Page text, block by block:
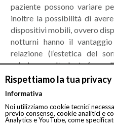
Rispettiamo la tua privacy
Informativa
Noi utilizziamo cookie tecnici
previo consenso, cookie analitici e
Analytics e YouTube, come
paziente possono variare
inoltre la possibilità di
dispositivi mobili, ovvero
notturni hanno il
relazione (l’estetica del
un’azione molto lenta (con
pregio).
L’imponente sviluppo
permesso una rapida
nell'ambito